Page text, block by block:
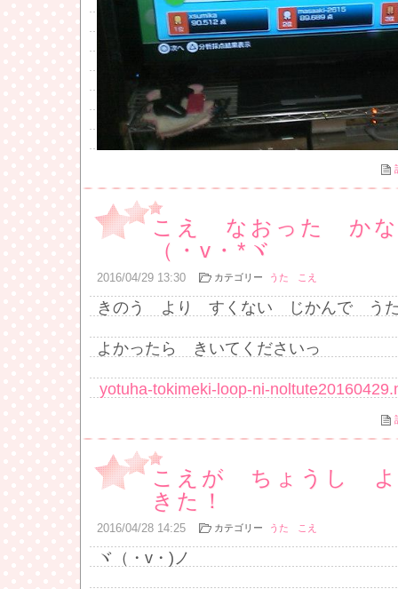
こえ なおった か
（・v・*ヾ
2016/04/29 13:30 カテゴリー うた こえ
きのう より すくない じかんで うた
よかったら きいてくださいっ
yotuha-tokimeki-loop-ni-
こえが ちょうし
きた！
2016/04/28 14:25 カテゴリー うた こえ
ヾ（・v・)ノ